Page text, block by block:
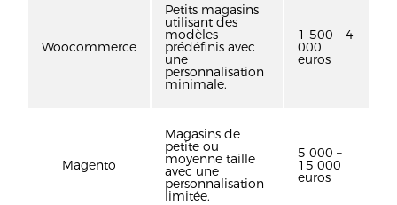
Woocommerce
Petits magasins
utilisant des
modèles
prédéfinis avec
une
personnalisation
minimale.
1 500 – 4
000
euros
Magento
Magasins de
petite ou
moyenne taille
avec une
personnalisation
limitée.
5 000 –
15 000
euros